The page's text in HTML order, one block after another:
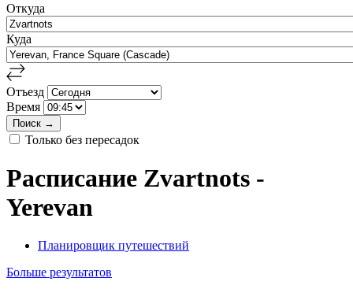
Откуда
Куда
Отъезд
Время
Только без пересадок
Расписание Zvartnots -
Yerevan
Планировщик путешествий
Больше результатов